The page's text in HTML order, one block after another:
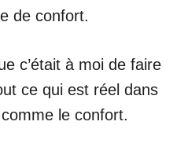
de confort.
c’était à moi de faire
ce qui est réel dans
le confort.